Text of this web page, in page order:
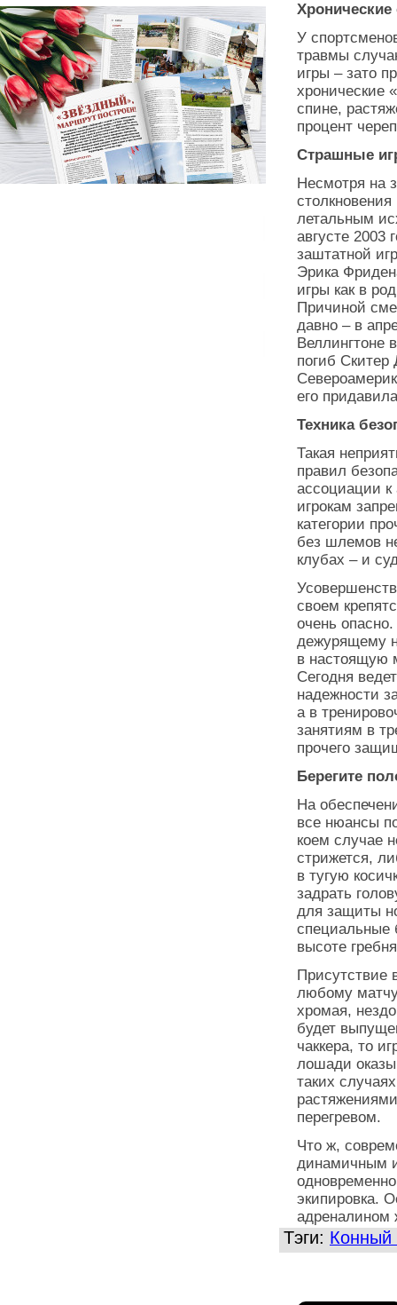
У
травмы
игры – зато
хронические
спине,
процент
Страшные
Несмотря на
летальным
августе 2003
заштатной
Эрика
игры как в
Причиной
давно – в
Веллингтоне
погиб Скитер
его
Техника
Такая
правил
ассоциации
игрокам
категории
без шлемов
клубах – и
своем
очень
дежурящему
в настоящую
Сегодня
надежности
а в
занятиям в
прочего
Берегите
На
все нюансы
коем случае
стрижется,
в тугую
задрать
для защиты
специальные
высоте
Присутствие
любому
хромая,
будет
чаккера, то
лошади
таких
перегревом.
Что ж,
динамичным
экипировка.
адреналином
Тэги: Конный